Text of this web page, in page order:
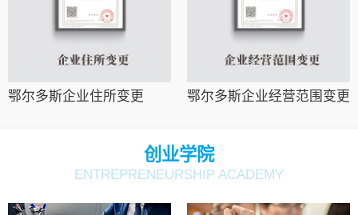
鄂尔多斯企业住所变更 鄂尔多斯企业经营范围变更
创业学院
ENTREPRENEURSHIP ACADEMY